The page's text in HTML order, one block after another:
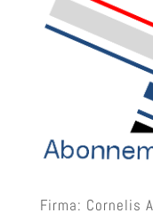
Firma: Cornelis